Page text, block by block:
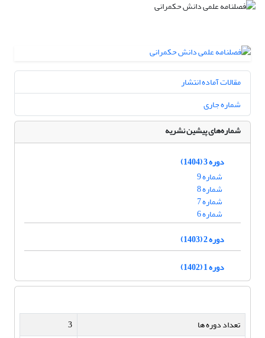
مقالات آماده انتشار
شماره جاری
شماره‌های پیشین نشریه
دوره 3 (1404)
شماره 9
شماره 8
شماره 7
شماره 6
دوره 2 (1403)
دوره 1 (1402)
تعداد دوره ها
3